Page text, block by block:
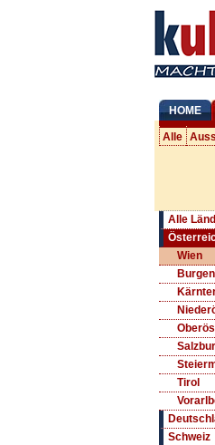
HOME
Alle
Alle
Wien
Tirol
Schweiz